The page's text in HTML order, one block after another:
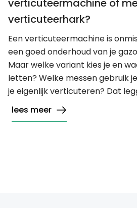
verticuteermachine of
verticuteerhark?￼
Een verticuteermachine is
een goed onderhoud van je
Maar welke variant kies je en
letten? Welke messen gebruik
je eigenlijk verticuteren? Dat
lees meer